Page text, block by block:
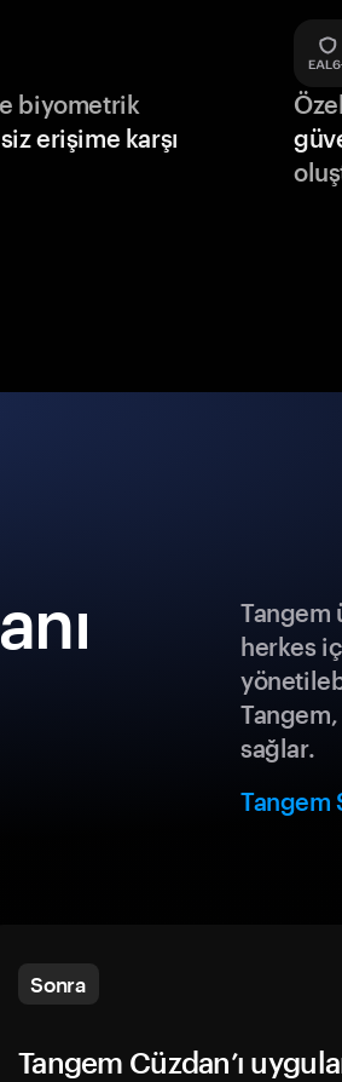
biyometrik
erişime karşı
Tangem
herkes
Tangem,
sağlar.
Tangem
Sonra
Tangem Cüzdan’ı